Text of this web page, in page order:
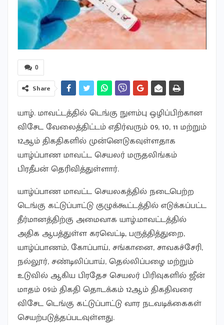
0
Share
யாழ். மாவட்டத்தில் டெங்கு நுளம்பு ஒழிப்பிற்கான
விசேட வேலைத்திட்டம் எதிர்வரும் 09, 10, 11 மற்றும்
12ஆம் திகதிகளில் முன்னெடுகவுள்ளதாக
யாழ்ப்பாண மாவட்ட செயலர் மருதலிங்கம்
பிரதீபன் தெரிவித்துள்ளார்.
யாழ்ப்பாண மாவட்ட செயலகத்தில் நடைபெற்ற
டெங்கு கட்டுப்பாட்டு குழுக்கூட்டத்தில் எடுக்கப்பட்ட
தீர்மானத்திற்கு அமைவாக யாழ்.மாவட்டத்தில்
அதிக ஆபத்துள்ள கரவெட்டி, பருத்தித்துறை,
யாழ்ப்பாணம், கோப்பாய், சங்கானை, சாவகச்சேரி,
நல்லூர், சண்டிலிப்பாய், தெல்லிப்பழை மற்றும்
உடுவில் ஆகிய பிரதேச செயலர் பிரிவுகளில் ஜீன்
மாதம் 09ம் திகதி தொடக்கம் 12ஆம் திகதிவரை
விசேட டெங்கு கட்டுப்பாட்டு வார நடவடிக்கைகள்
செயற்படுத்தப்படவுள்ளது.